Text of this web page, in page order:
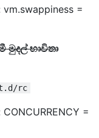
=
මුදල් භාවිතා
rc
=